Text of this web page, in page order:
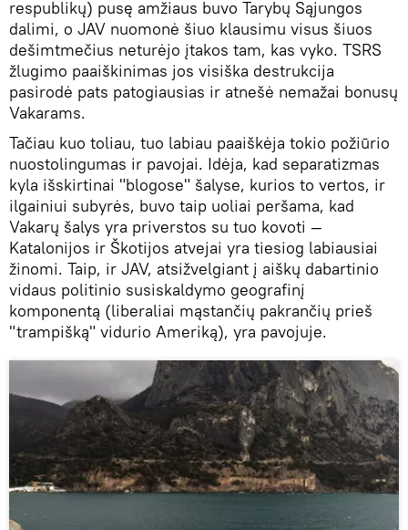
respublikų) pusę amžiaus buvo Tarybų Sąjungos
dalimi, o JAV nuomonė šiuo klausimu visus šiuos
dešimtmečius neturėjo įtakos tam, kas vyko. TSRS
žlugimo paaiškinimas jos visiška destrukcija
pasirodė pats patogiausias ir atnešė nemažai bonusų
Vakarams.
Tačiau kuo toliau, tuo labiau paaiškėja tokio požiūrio
nuostolingumas ir pavojai. Idėja, kad separatizmas
kyla išskirtinai "blogose" šalyse, kurios to vertos, ir
ilgainiui subyrės, buvo taip uoliai peršama, kad
Vakarų šalys yra priverstos su tuo kovoti —
Katalonijos ir Škotijos atvejai yra tiesiog labiausiai
žinomi. Taip, ir JAV, atsižvelgiant į aiškų dabartinio
vidaus politinio susiskaldymo geografinį
komponentą (liberaliai mąstančių pakrančių prieš
"trampišką" vidurio Ameriką), yra pavojuje.